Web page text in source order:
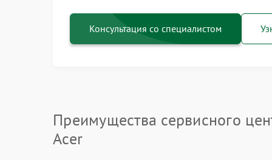
Консультация со специалистом
Преимущества сервисного
Acer